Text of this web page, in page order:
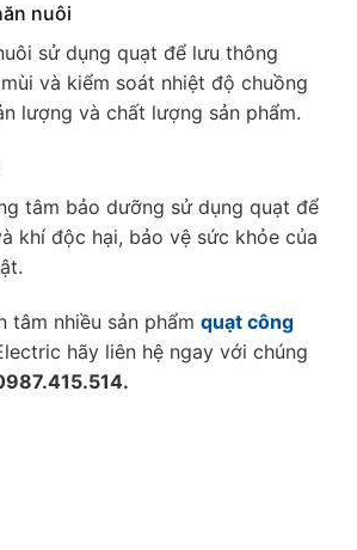
nuôi
sử dụng quạt để lưu thông
và kiểm soát nhiệt độ chuồng
lượng và chất lượng sản phẩm.
tâm bảo dưỡng sử dụng quạt để
khí độc hại, bảo vệ sức khỏe của
tâm nhiều sản phẩm quạt công
hãy liên hệ ngay với chúng